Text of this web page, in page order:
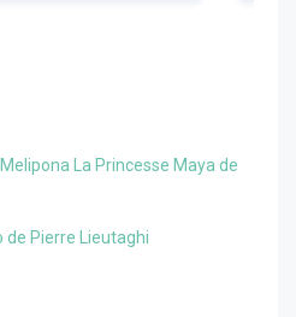
La Princesse Maya de
de Pierre Lieutaghi